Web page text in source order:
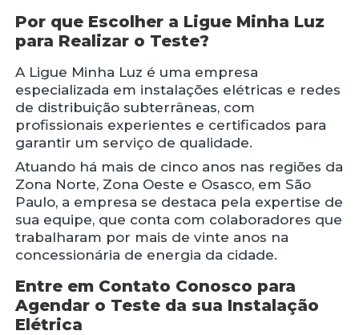
Por que Escolher a Ligue Minha Luz
para Realizar o Teste?
A Ligue Minha Luz é uma empresa
especializada em instalações elétricas e redes
de distribuição subterrâneas, com
profissionais experientes e certificados para
garantir um serviço de qualidade.
Atuando há mais de cinco anos nas regiões da
Zona Norte, Zona Oeste e Osasco, em São
Paulo, a empresa se destaca pela expertise de
sua equipe, que conta com colaboradores que
trabalharam por mais de vinte anos na
concessionária de energia da cidade.
Entre em Contato Conosco para
Agendar o Teste da sua Instalação
Elétrica